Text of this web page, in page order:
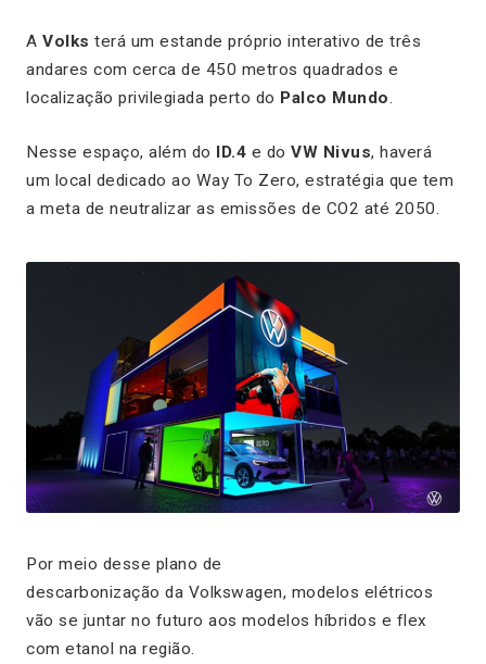
A Volks terá um estande próprio interativo de três
andares com cerca de 450 metros quadrados e
localização privilegiada perto do Palco Mundo.
Nesse espaço, além do ID.4 e do VW Nivus, haverá
um local dedicado ao Way To Zero, estratégia que tem
a meta de neutralizar as emissões de CO2 até 2050.
Por meio desse plano de
descarbonização da Volkswagen, modelos elétricos
vão se juntar no futuro aos modelos híbridos e flex
com etanol na região.